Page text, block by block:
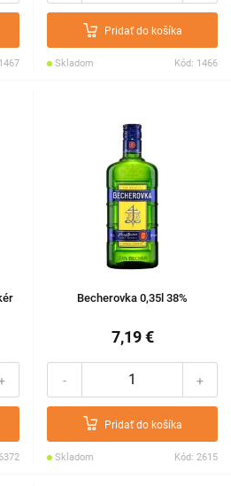
Pridať do košíka
Skladom Kód: 1466
Becherovka 0,35l 38%
7,19 €
- +
Pridať do košíka
Skladom Kód: 2615